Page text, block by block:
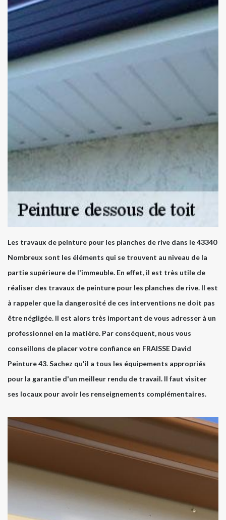
Les travaux de peinture pour les planches de rive dans le 43340
Nombreux sont les éléments qui se trouvent au niveau de la
partie supérieure de l'immeuble. En effet, il est très utile de
réaliser des travaux de peinture pour les planches de rive. Il est
à rappeler que la dangerosité de ces interventions ne doit pas
être négligée. Il est alors très important de vous adresser à un
professionnel en la matière. Par conséquent, nous vous
conseillons de placer votre confiance en FRAISSE David
Peinture 43. Sachez qu'il a tous les équipements appropriés
pour la garantie d'un meilleur rendu de travail. Il faut visiter
ses locaux pour avoir les renseignements complémentaires.